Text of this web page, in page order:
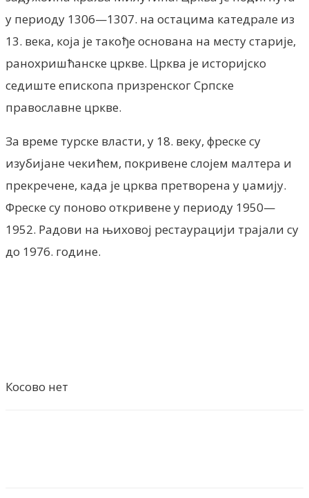
у периоду 1306—1307. на остацима катедрале из
13. века, која је такође основана на месту старије,
ранохришћанске цркве. Црква је историјско
седиште епископа призренског Српске
православне цркве.
За време турске власти, у 18. веку, фреске су
изубијане чекићем, покривене слојем малтера и
прекречене, када је црква претворена у џамију.
Фреске су поново откривене у периоду 1950—
1952. Радови на њиховој рестаурацији трајали су
до 1976. године.
Косово нет